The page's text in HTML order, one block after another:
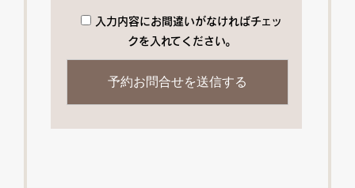
入力内容にお間違いがなければチェッ
クを入れてください。